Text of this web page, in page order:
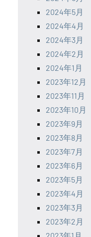
2024年5月
2024年4月
2024年3月
2024年2月
2024年1月
2023年12月
2023年11月
2023年10月
2023年9月
2023年8月
2023年7月
2023年6月
2023年5月
2023年4月
2023年3月
2023年2月